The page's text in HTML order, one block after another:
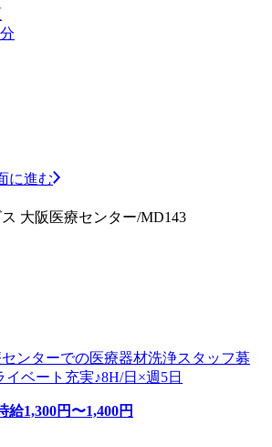
に進む
大阪医療センター/MD143
センターでの医療器材洗浄スタッフ募
ベート充実♪8H/日×週5日
給1,300円〜1,400円